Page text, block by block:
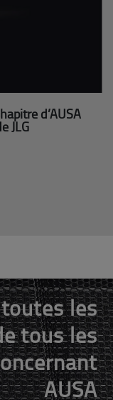
d’AUSA
JLG
les
tous les
AUSA